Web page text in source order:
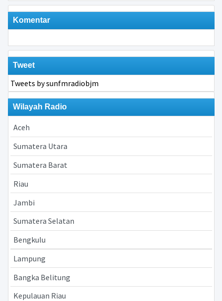
Komentar
Tweet
Tweets by sunfmradiobjm
Wilayah Radio
Aceh
Sumatera Utara
Sumatera Barat
Riau
Jambi
Sumatera Selatan
Bengkulu
Lampung
Bangka Belitung
Kepulauan Riau